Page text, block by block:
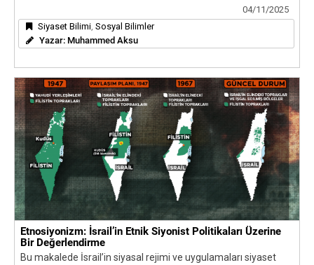
04/11/2025
Siyaset Bilimi, Sosyal Bilimler
Yazar: Muhammed Aksu
Etnosiyonizm: İsrail’in Etnik Siyonist Politikaları Üzerine
Bir Değerlendirme
Bu makalede İsrail’in siyasal rejimi ve uygulamaları siyaset